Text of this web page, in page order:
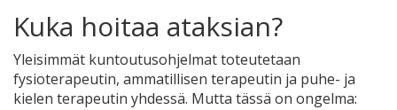
Kuka hoitaa ataksian?
Yleisimmät kuntoutusohjelmat toteutetaan
fysioterapeutin, ammatillisen terapeutin ja puhe- ja
kielen terapeutin yhdessä. Mutta tässä on ongelma: